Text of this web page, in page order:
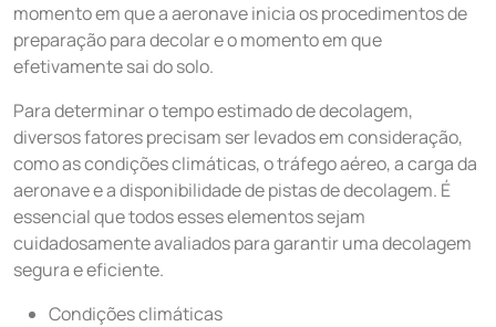
momento em que a aeronave inicia os procedimentos de
preparação para decolar e o momento em que
efetivamente sai do solo.
Para determinar o tempo estimado de decolagem,
diversos fatores precisam ser levados em consideração,
como as condições climáticas, o tráfego aéreo, a carga da
aeronave e a disponibilidade de pistas de decolagem. É
essencial que todos esses elementos sejam
cuidadosamente avaliados para garantir uma decolagem
segura e eficiente.
Condições climáticas